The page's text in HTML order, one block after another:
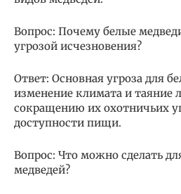
Вопрос: Почему белые
угрозой исчезновения?
Ответ: Основная угроза для
изменение климата и таяние
сокращению их охотничьих
доступности пищи.
Вопрос: Что можно сделать
медведей?